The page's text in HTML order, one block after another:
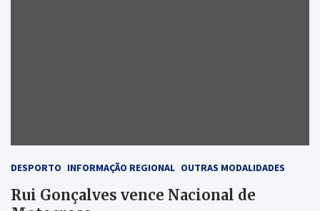
DESPORTO INFORMAÇÃO REGIONAL OUTRAS MODALIDADES
Rui Gonçalves vence Nacional de